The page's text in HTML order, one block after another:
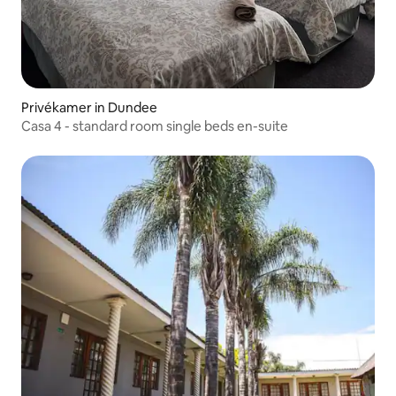
Privékamer in Dundee
Casa 4 - standard room single beds en-suite